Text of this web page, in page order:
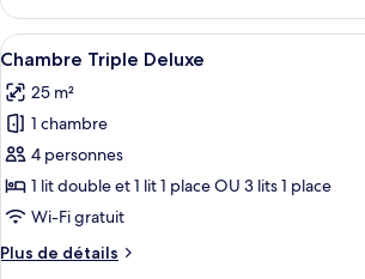
Deluxe
le
type
de
Chambre
Quadruple
Deluxe
Afficher
toutes
les
photos
pour
ce
type
chambre :
Une
5
Chambre Triple Deluxe
25 m²
1 chambre
4 personnes
1 lit double et 1 lit 1 place OU 3 lits 1 place
Wi-Fi gratuit
Plus de détails
Plus